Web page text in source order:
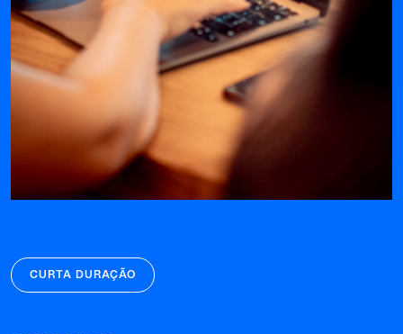
CURTA DURAÇÃO